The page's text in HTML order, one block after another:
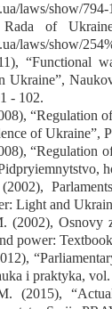
laws/show/794-
of
laws/show/
“Functional
Ukraine”,
- 102.
“Regulation
of Ukraine”,
“Regulation
Light and
(2002), Osnovy
power:
i praktyka,
(2015),